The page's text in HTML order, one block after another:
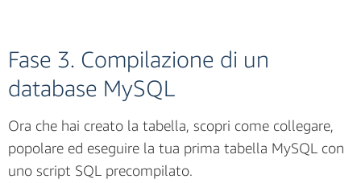
Fase 3. Compilazione di un
database MySQL
Ora che hai creato la tabella, scopri come collegare,
popolare ed eseguire la tua prima tabella MySQL con
uno script SQL precompilato.